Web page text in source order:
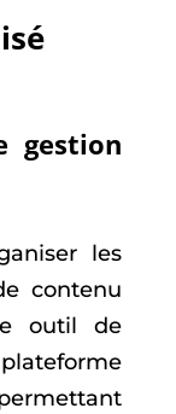
gestion
les
contenu
outil de